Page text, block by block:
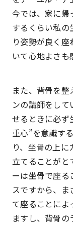
今では、家に帰
するくらい私の
り姿勢が良く
いて心地よさも
また、背骨を
ンの講師をし
せるときに必ず
重心”を意識す
り、坐骨の上
立てることがと
ーは坐骨で座る
スですから、
て座ることによ
ますし、背骨の